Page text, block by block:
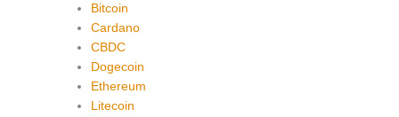
Bitcoin
Cardano
CBDC
Dogecoin
Ethereum
Litecoin